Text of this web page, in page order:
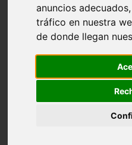
anuncios
tráfico en nuestra
de donde llegan
acuario
iberzoo propet
comercios
viajar
cr a
especies invasoras